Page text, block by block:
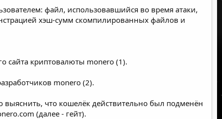
файл, использовавшийся во время атаки,
хэш-сумм скомпилированных файлов и
сайта криптовалюты monero (1).
monero (2).
что кошелёк действительно был подменён
(далее - гейт).